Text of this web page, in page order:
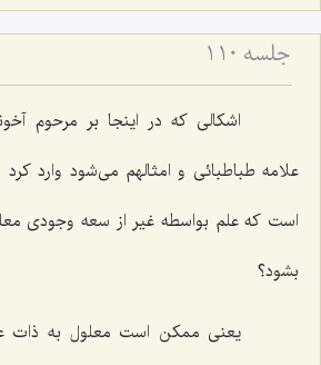
جلسه ۱۱۰
اشكالى كه در اینجا بر مرحوم
علامه طباطبائى و امثالهم مى‌شود وارد
است كه علم بواسطه غیر از سعه وجودى
بشود؟
یعنى ممكن است معلول به ذات